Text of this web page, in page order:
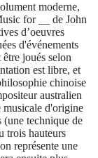
moderne,
for __
de John
d’oeuvres
d'événements
joués selon
est libre, et
chinoise
australien
musicale d'origine
technique de
trois hauteurs
représente une